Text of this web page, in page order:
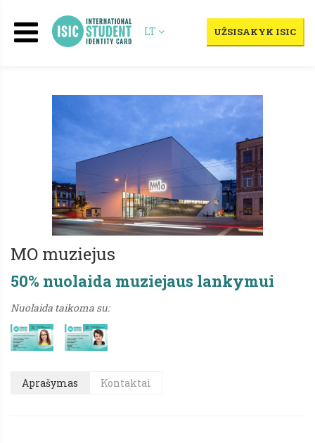
LT UŽSISAKYK ISIC
MO muziejus
50% nuolaida muziejaus lankymui
Nuolaida taikoma su:
Aprašymas Kontaktai